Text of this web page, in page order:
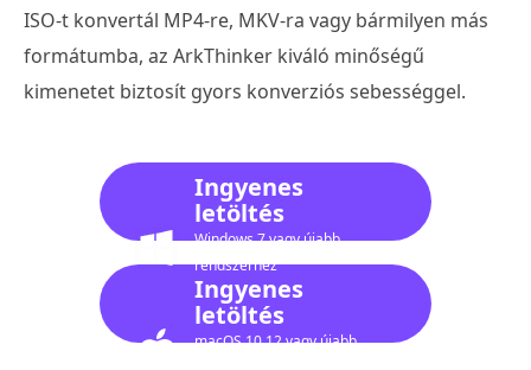
ISO-t konvertál MP4-re, MKV-ra vagy bármilyen más
formátumba, az ArkThinker kiváló minőségű
kimenetet biztosít gyors konverziós sebességgel.
Ingyenes
letöltés
Windows 7 vagy újabb
rendszerhez
Ingyenes
letöltés
macOS 10.12 vagy újabb